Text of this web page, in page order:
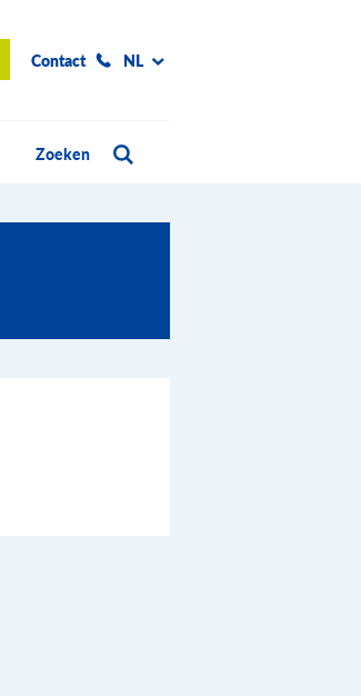
Contact NL
Zoeken